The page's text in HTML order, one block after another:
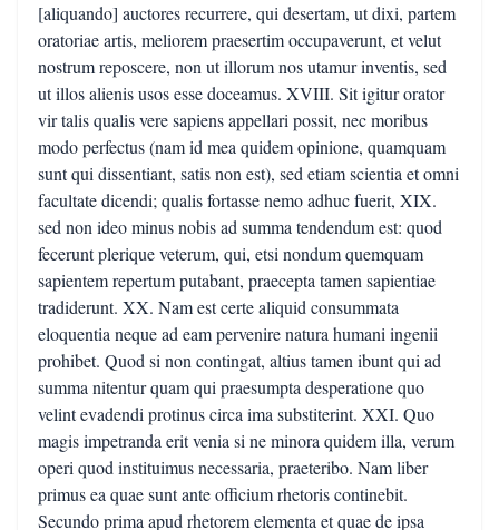
[aliquando] auctores recurrere, qui desertam, ut dixi, partem
oratoriae artis, meliorem praesertim occupaverunt, et velut
nostrum reposcere, non ut illorum nos utamur inventis, sed
ut illos alienis usos esse doceamus. XVIII. Sit igitur orator
vir talis qualis vere sapiens appellari possit, nec moribus
modo perfectus (nam id mea quidem opinione, quamquam
sunt qui dissentiant, satis non est), sed etiam scientia et omni
facultate dicendi; qualis fortasse nemo adhuc fuerit, XIX.
sed non ideo minus nobis ad summa tendendum est: quod
fecerunt plerique veterum, qui, etsi nondum quemquam
sapientem repertum putabant, praecepta tamen sapientiae
tradiderunt. XX. Nam est certe aliquid consummata
eloquentia neque ad eam pervenire natura humani ingenii
prohibet. Quod si non contingat, altius tamen ibunt qui ad
summa nitentur quam qui praesumpta desperatione quo
velint evadendi protinus circa ima substiterint. XXI. Quo
magis impetranda erit venia si ne minora quidem illa, verum
operi quod instituimus necessaria, praeteribo. Nam liber
primus ea quae sunt ante officium rhetoris continebit.
Secundo prima apud rhetorem elementa et quae de ipsa